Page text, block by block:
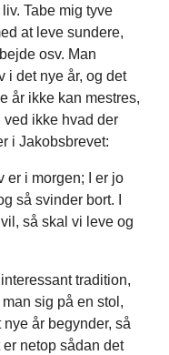
Tabe mig tyve
at leve sundere,
osv. Man
i det nye år, og det
år ikke kan mestres,
ikke hvad der
i Jakobsbrevet:
er i morgen; I er jo
så svinder bort. I
så skal vi leve og
tradition,
sig på en stol,
år begynder, så
netop sådan det